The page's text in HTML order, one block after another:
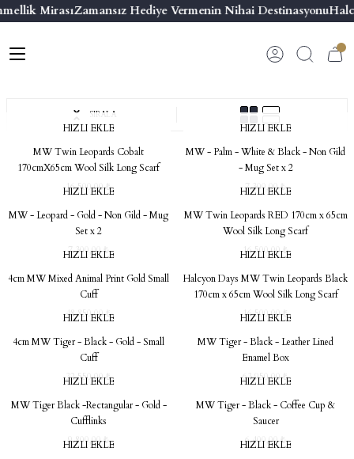
MirasıZamansız Hediye Vermenin Nihai Destinasyonu
Geri Dön
Geri Dön
ve Aksesuarlar
Geri Dön
El Tasarımı Bilezik
Menteşeli Bilezik
Maya Tork Bilezik
Yivli Kabaşon Bilezik
Geri Dön
Seriler
SIRALA
HIZLI EKLE
MW Twin Leopards Cobalt
170cmX65cm Wool Silk Long Scarf
16.500,00 ₺
HIZLI EKLE
MW - Palm - White & Black - Non Gild
- Mug Set x 2
7.300,00 ₺
HIZLI EKLE
MW - Leopard - Gold - Non Gild - Mug
Set x 2
7.300,00 ₺
HIZLI EKLE
MW Twin Leopards RED 170cm x 65cm
Wool Silk Long Scarf
16.500,00 ₺
HIZLI EKLE
4cm MW Mixed Animal Print Gold Small
Cuff
48.850,00 ₺
HIZLI EKLE
Halcyon Days MW Twin Leopards Black
170cm x 65cm Wool Silk Long Scarf
16.500,00 ₺
HIZLI EKLE
4cm MW Tiger - Black - Gold - Small
Cuff
32.550,00 ₺
HIZLI EKLE
MW Tiger - Black - Leather Lined
Enamel Box
63.950,00 ₺
HIZLI EKLE
MW Tiger Black -Rectangular - Gold -
Cufflinks
9.800,00 ₺
HIZLI EKLE
MW Tiger - Black - Coffee Cup &
Saucer
6.400,00 ₺
HIZLI EKLE
HIZLI EKLE